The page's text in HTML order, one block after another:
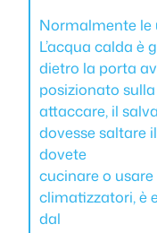
Normalmente le
L’acqua calda è
dietro la porta
posizionato
attaccare, il
dovesse saltare
dovete
cucinare o
climatizzatori, è
dal